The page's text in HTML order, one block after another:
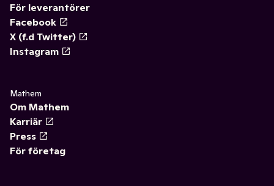
För leverantörer
Facebook
X (f.d Twitter)
Instagram
Mathem
Om Mathem
Karriär
Press
För företag